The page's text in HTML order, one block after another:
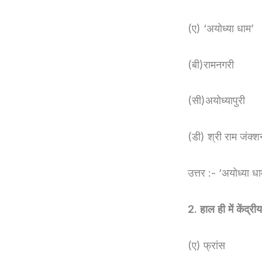
(ए) ‘अयोध्या धाम’
(बी)रामनगरी
(सी)अयोध्यापुरी
(डी) श्री राम
उत्तर :- ‘अयोध्या
2. हाल ही में
(ए) फ्रांस